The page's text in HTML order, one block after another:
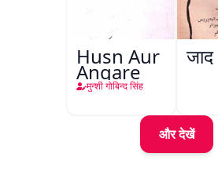
Husn Aur
Angare
मुन्शी गोबिन्द सिंह
जादू
और देखें